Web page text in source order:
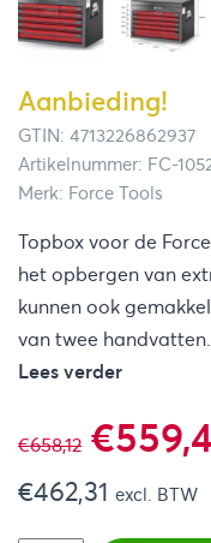
Aanbieding!
GTIN: 4713226862937
Artikelnummer: FC-
Merk: Force Tools
Topbox voor de
het opbergen van
kunnen ook
van twee handvatten.
Lees verder
€658,12
prijs
€
€462,31 excl. BTW